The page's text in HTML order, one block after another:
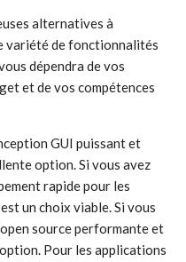
alternatives à
variété de fonctionnalités
dépendra de vos
et de vos compétences
GUI puissant et
option. Si vous avez
rapide pour les
un choix viable. Si vous
source performante et
Pour les applications